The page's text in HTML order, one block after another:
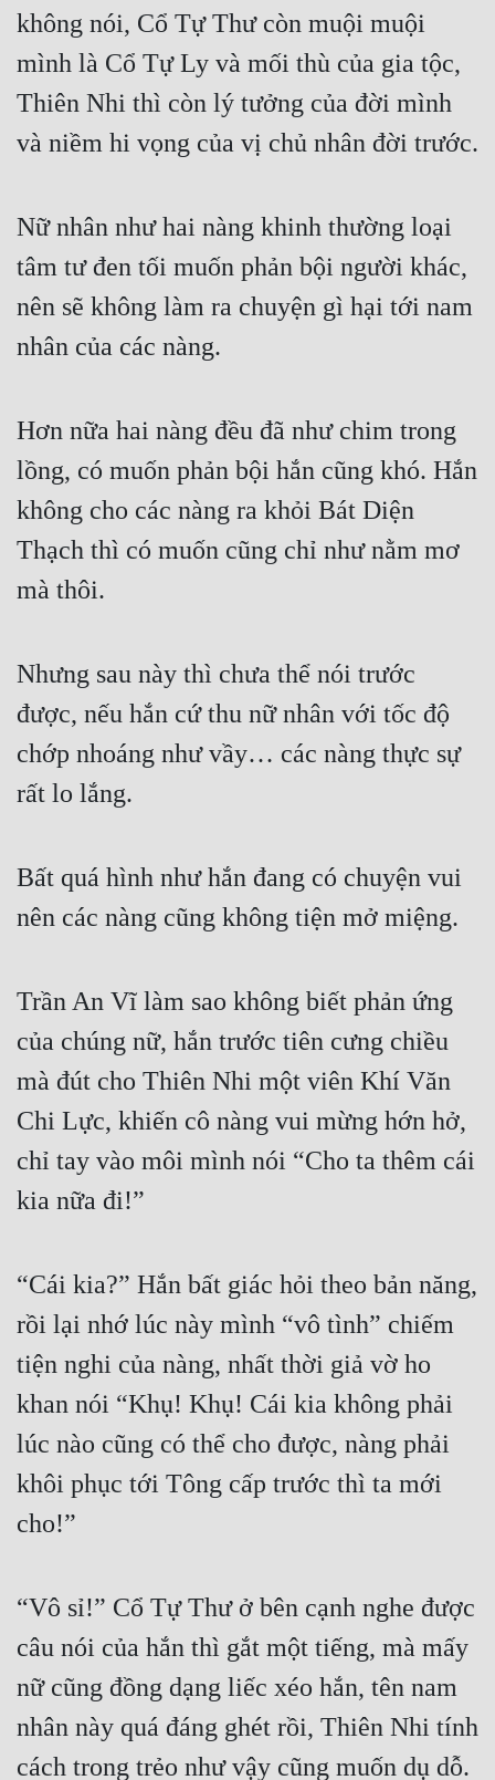
không nói, Cổ Tự Thư còn muội muội
mình là Cổ Tự Ly và mối thù của gia tộc,
Thiên Nhi thì còn lý tưởng của đời mình
và niềm hi vọng của vị chủ nhân đời trước.
Nữ nhân như hai nàng khinh thường loại
tâm tư đen tối muốn phản bội người khác,
nên sẽ không làm ra chuyện gì hại tới nam
nhân của các nàng.
Hơn nữa hai nàng đều đã như chim trong
lồng, có muốn phản bội hắn cũng khó. Hắn
không cho các nàng ra khỏi Bát Diện
Thạch thì có muốn cũng chỉ như nằm mơ
mà thôi.
Nhưng sau này thì chưa thể nói trước
được, nếu hắn cứ thu nữ nhân với tốc độ
chớp nhoáng như vầy… các nàng thực sự
rất lo lắng.
Bất quá hình như hắn đang có chuyện vui
nên các nàng cũng không tiện mở miệng.
Trần An Vĩ làm sao không biết phản ứng
của chúng nữ, hắn trước tiên cưng chiều
mà đút cho Thiên Nhi một viên Khí Văn
Chi Lực, khiến cô nàng vui mừng hớn hở,
chỉ tay vào môi mình nói “Cho ta thêm cái
kia nữa đi!”
“Cái kia?” Hắn bất giác hỏi theo bản năng,
rồi lại nhớ lúc này mình “vô tình” chiếm
tiện nghi của nàng, nhất thời giả vờ ho
khan nói “Khụ! Khụ! Cái kia không phải
lúc nào cũng có thể cho được, nàng phải
khôi phục tới Tông cấp trước thì ta mới
cho!”
“Vô sỉ!” Cổ Tự Thư ở bên cạnh nghe được
câu nói của hắn thì gắt một tiếng, mà mấy
nữ cũng đồng dạng liếc xéo hắn, tên nam
nhân này quá đáng ghét rồi, Thiên Nhi tính
cách trong trẻo như vậy cũng muốn dụ dỗ.